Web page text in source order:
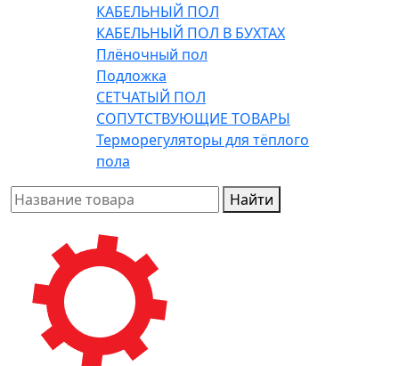
КАБЕЛЬНЫЙ ПОЛ
КАБЕЛЬНЫЙ ПОЛ В БУХТАХ
Плёночный пол
Подложка
СЕТЧАТЫЙ ПОЛ
СОПУТСТВУЮЩИЕ ТОВАРЫ
Терморегуляторы для тёплого
пола
Найти